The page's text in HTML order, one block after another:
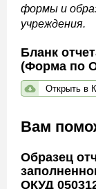
формы и
учреждения.
Бланк
(Форма по
Открыть в
Вам
Образец
ОКУД